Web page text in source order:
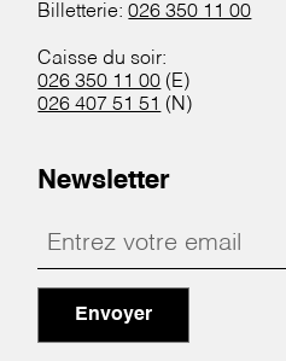
Billetterie:026 350 11 00
Caisse du soir:
026 350 11 00 (E)
026 407 51 51 (N)
Newsletter
Envoyer